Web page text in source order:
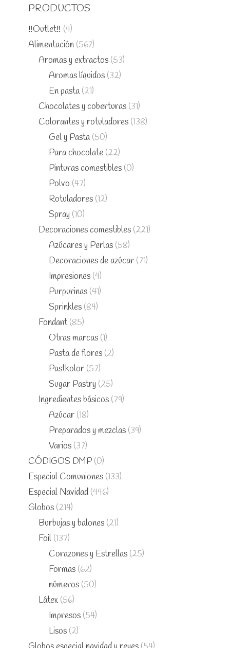
PRODUCTOS
‼️Outlet‼️ (4)
Alimentación (567)
Aromas y extractos (53)
Aromas líquidos (32)
En pasta (21)
Chocolates y coberturas (31)
Colorantes y rotuladores (138)
Gel y Pasta (50)
Para chocolate (22)
Pinturas comestibles (0)
Polvo (47)
Rotuladores (12)
Spray (10)
Decoraciones comestibles (221)
Azúcares y Perlas (58)
Decoraciones de azúcar (71)
Impresiones (4)
Purpurinas (41)
Sprinkles (84)
Fondant (85)
Otras marcas (1)
Pasta de flores (2)
Pastkolor (57)
Sugar Pastry (25)
Ingredientes básicos (79)
Azúcar (18)
Preparados y mezclas (39)
Varios (37)
CÓDIGOS DMP (0)
Especial Comuniones (133)
Especial Navidad (446)
Globos (214)
Burbujas y balones (21)
Foil (137)
Corazones y Estrellas (25)
Formas (62)
números (50)
Látex (56)
Impresos (54)
Lisos (2)